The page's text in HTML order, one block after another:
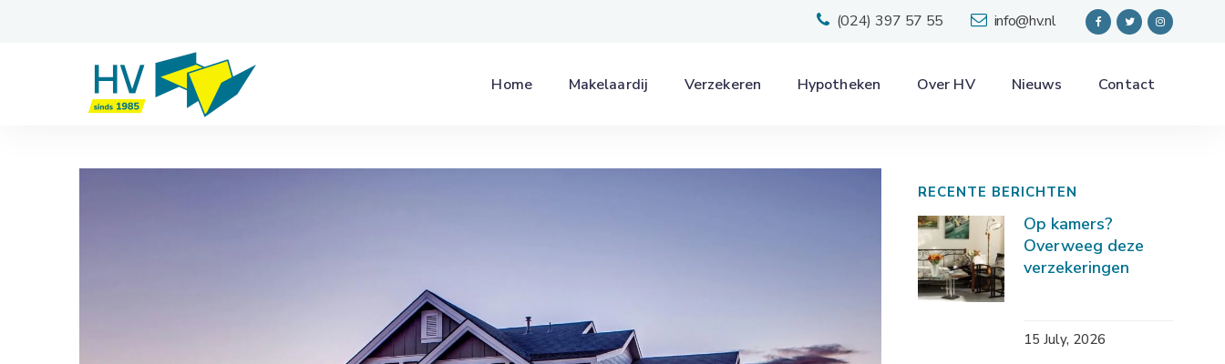
(024) 397 57 55 info@hv.nl
Home Makelaardij Verzekeren Hypotheken Over HV Nieuws Contact
RECENTE BERICHTEN
Op kamers?
Overweeg deze
verzekeringen
15 July, 2026